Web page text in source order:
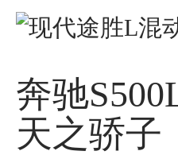
奔驰
天之骄子